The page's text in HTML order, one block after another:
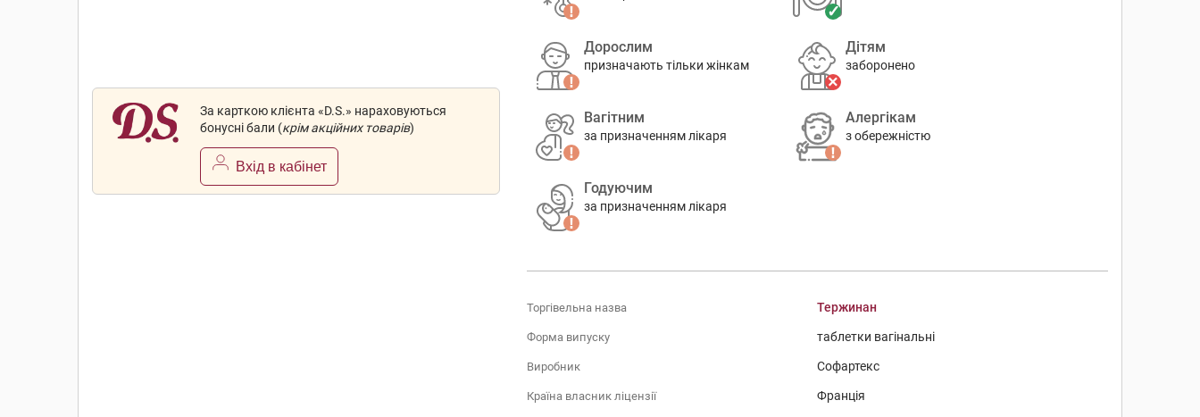
За карткою клієнта «D.S.» нараховуються
бонусні бали (крім акційних товарів)
Вхід в кабінет
Дорослим
призначають тільки жінкам
Дітям
заборонено
Вагітним
за призначенням лікаря
Алергікам
з обережністю
Годуючим
за призначенням лікаря
Торгівельна назва Тержинан
Форма випуску таблетки вагінальні
Виробник Софартекс
Країна власник ліцензії Франція